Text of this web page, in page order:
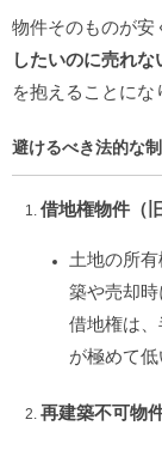
物件そのものが安
したいのに売れな
を抱えることにな
避けるべき法的な
借地権物件（旧
土地の所
築や売却
借地権は
が極めて低
再建築不可物